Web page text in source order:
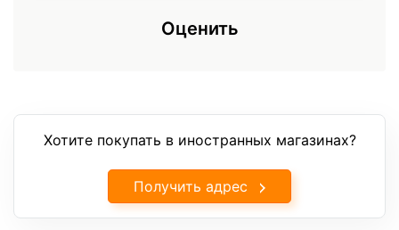
Оценить
Хотите покупать в иностранных магазинах?
Получить адрес